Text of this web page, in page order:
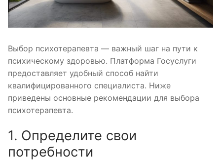
Выбор психотерапевта — важный шаг на пути к
психическому здоровью. Платформа Госуслуги
предоставляет удобный способ найти
квалифицированного специалиста. Ниже
приведены основные рекомендации для выбора
психотерапевта.
1. Определите свои
потребности